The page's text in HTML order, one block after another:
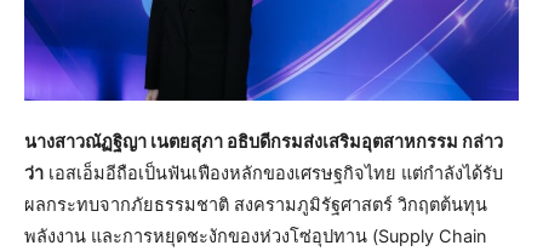
นางสาวณัฏฐิญา เนตยสุภา อธิบดีกรมส่งเสริมอุตสาหกรรม กล่าว
ว่า เอสเอ็มอีถือเป็นฟันเฟืองหลักของเศรษฐกิจไทย แต่กำลังได้รับ
ผลกระทบจากภัยธรรมชาติ สงครามภูมิรัฐศาสตร์ วิกฤตต้นทุน
พลังงาน และการหยุดชะงักของห่วงโซ่อุปทาน (Supply Chain